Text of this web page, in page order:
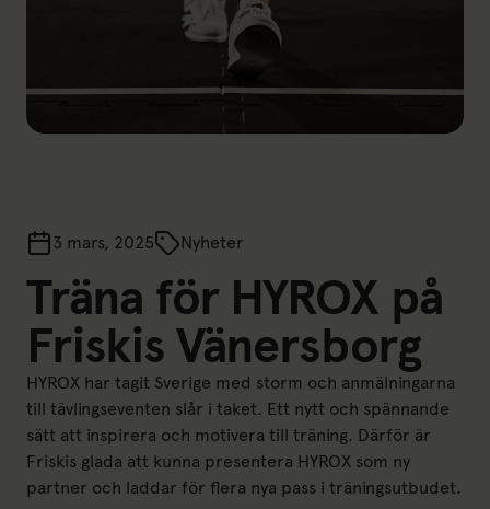
3 mars, 2025 Nyheter
Träna för HYROX på
Friskis Vänersborg
HYROX har tagit Sverige med storm och anmälningarna
till tävlingseventen slår i taket. Ett nytt och spännande
sätt att inspirera och motivera till träning. Därför är
Friskis glada att kunna presentera HYROX som ny
partner och laddar för flera nya pass i träningsutbudet.